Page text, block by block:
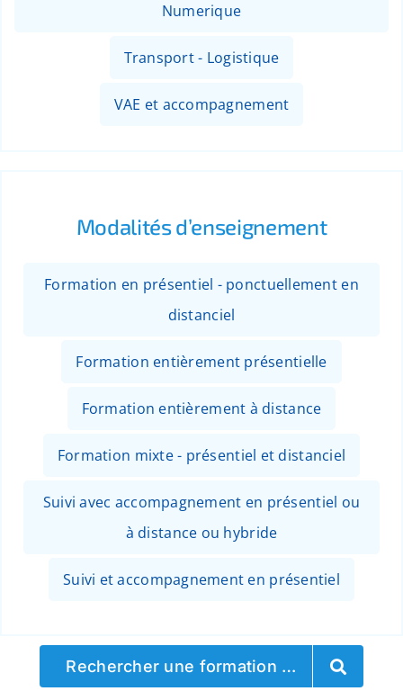
Numerique
Transport - Logistique
VAE et accompagnement
Modalités d’enseignement
Formation en présentiel - ponctuellement en
distanciel
Formation entièrement présentielle
Formation entièrement à distance
Formation mixte - présentiel et distanciel
Suivi avec accompagnement en présentiel ou
à distance ou hybride
Suivi et accompagnement en présentiel
Rechercher une formation …